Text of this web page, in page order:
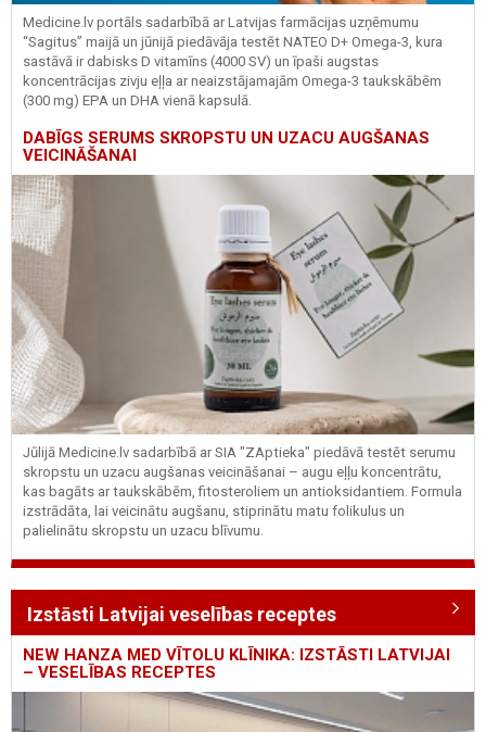
Medicine.lv portāls sadarbībā ar Latvijas farmācijas uzņēmumu
“Sagitus” maijā un jūnijā piedāvāja testēt NATEO D+ Omega-3, kura
sastāvā ir dabisks D vitamīns (4000 SV) un īpaši augstas
koncentrācijas zivju eļļa ar neaizstājamajām Omega-3 taukskābēm
(300 mg) EPA un DHA vienā kapsulā.
DABĪGS SERUMS SKROPSTU UN UZACU AUGŠANAS
VEICINĀŠANAI
Jūlijā Medicine.lv sadarbībā ar SIA "ZAptieka" piedāvā testēt serumu
skropstu un uzacu augšanas veicināšanai – augu eļļu koncentrātu,
kas bagāts ar taukskābēm, fitosteroliem un antioksidantiem. Formula
izstrādāta, lai veicinātu augšanu, stiprinātu matu folikulus un
palielinātu skropstu un uzacu blīvumu.
Izstāsti Latvijai veselības receptes
NEW HANZA MED VĪTOLU KLĪNIKA: IZSTĀSTI LATVIJAI
– VESELĪBAS RECEPTES